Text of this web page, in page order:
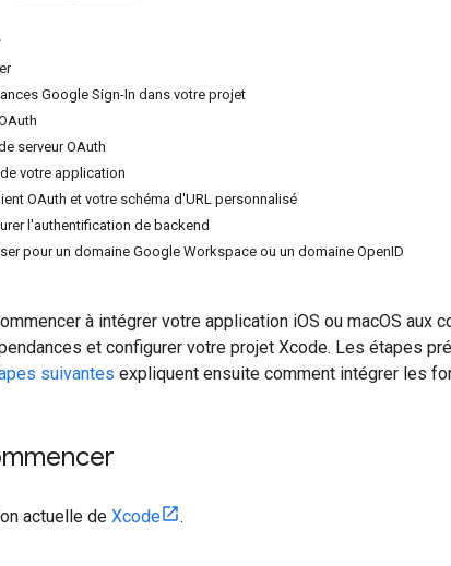
Google Sign-In dans votre projet
serveur OAuth
de votre application
OAuth et votre schéma d'URL personnalisé
l'authentification de backend
pour un domaine Google Workspace ou un domaine OpenID
à intégrer votre application iOS ou macOS aux
et configurer votre projet Xcode. Les étapes
suivantes expliquent ensuite comment intégrer les
actuelle de Xcode .